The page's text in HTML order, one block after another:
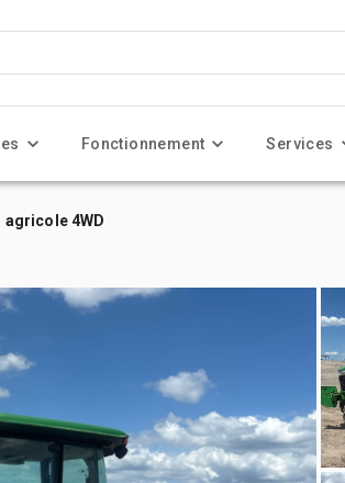
Fonctionnement Services
agricole 4WD